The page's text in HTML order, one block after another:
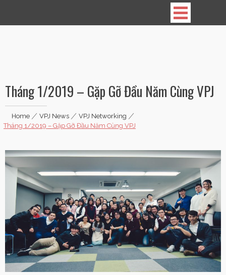
Vietnamese Professionals in Japan
Tháng 1/2019 – Gặp Gỡ Đầu Năm Cùng VPJ
Home|VPJ News|VPJ Networking|
Tháng 1/2019 – Gặp Gỡ Đầu Năm Cùng VPJ